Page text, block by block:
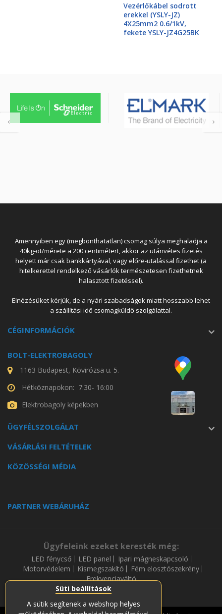
Süti beállítások
A sütik segítenek a webshop helyes
Vezérlőkábel sodrott
erekkel (YSLY-JZ)
4X25mm2 0.6/1kV,
fekete YSLY-JZ4G25BK
Amennyiben egy (megbonthatatlan) csomag súlya meghaladja a
40kg-ot/mérete a 200 centimétert, akkor az utánvétes fizetés
helyett már csak bankkártyával, vagy előre-utalással fizethet (a
hitelkerettel rendelkező vásárlók természetesen fizethetnek
halasztott fizetéssel).
Elnézésüket kérjük, de a nyári szabadságok miatt hosszabb lehet
a szállítási idő csomagküldő szolgálattal.
CÉGINFORMÁCIÓK
BOLT-ELEKTROBAGOLY
1163 Budapest, Kövirózsa u. 5.
Hétköznapokon: 7:30- 16:00
Elektrobagoly képekben
ÜGYFÉLSZOLGÁLAT
VÁSÁRLÁSI FELTÉTELEK
KÖZÖSSÉGI MÉDIA
PARTNER WEBÁRUHÁZ
Ügyfeleink ezeket keresték még:
LED fénycső LED panel
Ipari mágneskapcsoló
Motorvédelem
Kismegszakító
Fém elosztószekrény
Frekvenciaváltó